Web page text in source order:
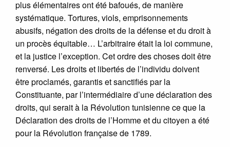
plus élémentaires ont été bafoués, de manière
systématique. Tortures, viols, emprisonnements
abusifs, négation des droits de la défense et du droit à
un procès équitable… L’arbitraire était la loi commune,
et la justice l’exception. Cet ordre des choses doit être
renversé. Les droits et libertés de l’individu doivent
être proclamés, garantis et sanctifiés par la
Constituante, par l’intermédiaire d’une déclaration des
droits, qui serait à la Révolution tunisienne ce que la
Déclaration des droits de l’Homme et du citoyen a été
pour la Révolution française de 1789.